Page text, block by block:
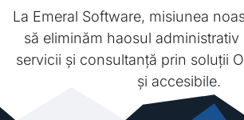
La Emeral Software, misiunea
să eliminăm haosul
servicii și consultanță prin soluții
și accesibile.